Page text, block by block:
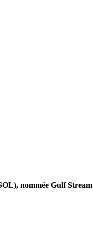
nommée Gulf Stream